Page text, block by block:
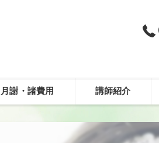
月謝・諸費用 講師紹介